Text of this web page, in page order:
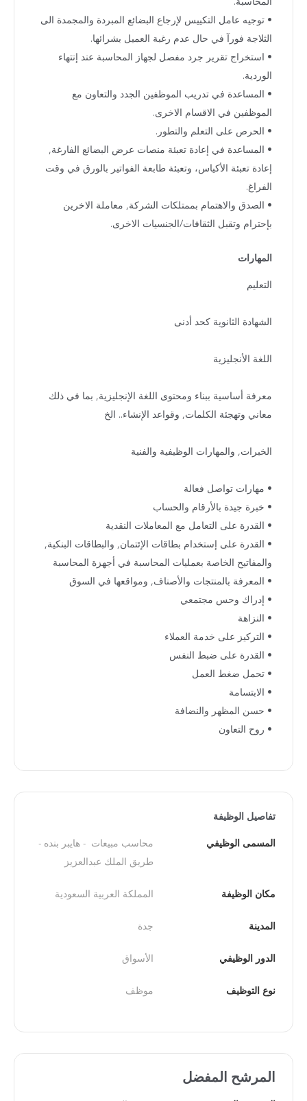
المحاسبة.
• توجيه عامل التكييس لإرجاع البضائع المبردة والمجمدة الى
الثلاجة فورآ في حال عدم رغبة العميل بشرائها.
• استخراج تقرير جرد مفصل لجهاز المحاسبة عند إنتهاء
الوردية.
• المساعدة في تدريب الموظفين الجدد والتعاون مع
الموظفين في الاقسام الاخرى.
• الحرص على التعلم والتطور.
• المساعدة في إعادة تعبئة منصات عرض البضائع الفارغة,
إعادة تعبئة الأكياس، وتعبئة طابعة الفواتير بالورق في وقت
الفراغ.
• الصدق والاهتمام بممتلكات الشركة, معاملة الاخرين
بإحترام وتقبل الثقافات/الجنسيات الاخرى.
المهارات
التعليم
الشهادة الثانوية كحد أدنى
اللغة الأنجليزية
معرفة أساسية ببناء ومحتوى اللغة الإنجليزية, بما في ذلك
معاني وتهجئة الكلمات, وقواعد الإنشاء.. الخ
الخبرات, والمهارات الوظيفية والفنية
• مهارات تواصل فعالة
• خبرة جيدة بالأرقام والحساب
• القدرة على التعامل مع المعاملات النقدية
• القدرة على إستخدام بطاقات الإئتمان, والبطاقات البنكية,
والمفاتيح الخاصة بعمليات المحاسبة في أجهزة المحاسبة
• المعرفة بالمنتجات والأصناف, ومواقعها في السوق
• إدراك وحس مجتمعي
• النزاهة
• التركيز على خدمة العملاء
• القدرة على ضبط النفس
• تحمل ضغط العمل
• الابتسامة
• حسن المظهر والنضافة
• روح التعاون
تفاصيل الوظيفة
المسمى الوظيفي
طريق الملك عبدالعزيز
مكان الوظيفة المملكة العربية السعودية
المدينة جدة
الدور الوظيفي الأسواق
نوع التوظيف موظف
المرشح المفضل